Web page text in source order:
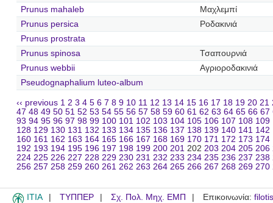
Prunus mahaleb
Μαχλεμπί
Prunus persica
Ροδακινιά
Prunus prostrata
Prunus spinosa
Τσαπουρνιά
Prunus webbii
Αγριοροδακινιά
Pseudognaphalium luteo-album
‹‹ previous 1 2 3 4 5 6 7 8 9 10 11 12 13 14 15 16 17 18 19 20 21
47 48 49 50 51 52 53 54 55 56 57 58 59 60 61 62 63 64 65 66 67
93 94 95 96 97 98 99 100 101 102 103 104 105 106 107 108 109
128 129 130 131 132 133 134 135 136 137 138 139 140 141 142
160 161 162 163 164 165 166 167 168 169 170 171 172 173 174
192 193 194 195 196 197 198 199 200 201 202 203 204 205 206
224 225 226 227 228 229 230 231 232 233 234 235 236 237 238
256 257 258 259 260 261 262 263 264 265 266 267 268 269 270
ITIA ΤΥΠΠΕΡ Σχ. Πολ. Μηχ. ΕΜΠ Επικοινωνία: